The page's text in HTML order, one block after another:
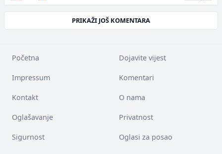
PRIKAŽI JOŠ KOMENTARA
Početna Dojavite vijest
Impressum Komentari
Kontakt O nama
Oglašavanje Privatnost
Sigurnost Oglasi za posao